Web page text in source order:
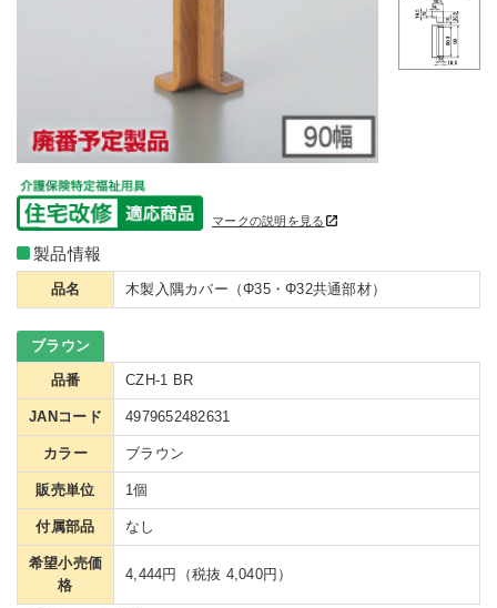
マークの説明を見る
製品情報
品名 木製入隅カバー（Φ35・Φ32共通部材）
ブラウン
品番 CZH-1 BR
JANコード 4979652482631
カラー ブラウン
販売単位 1個
付属部品 なし
希望小売価
格
4,444円（税抜 4,040円）